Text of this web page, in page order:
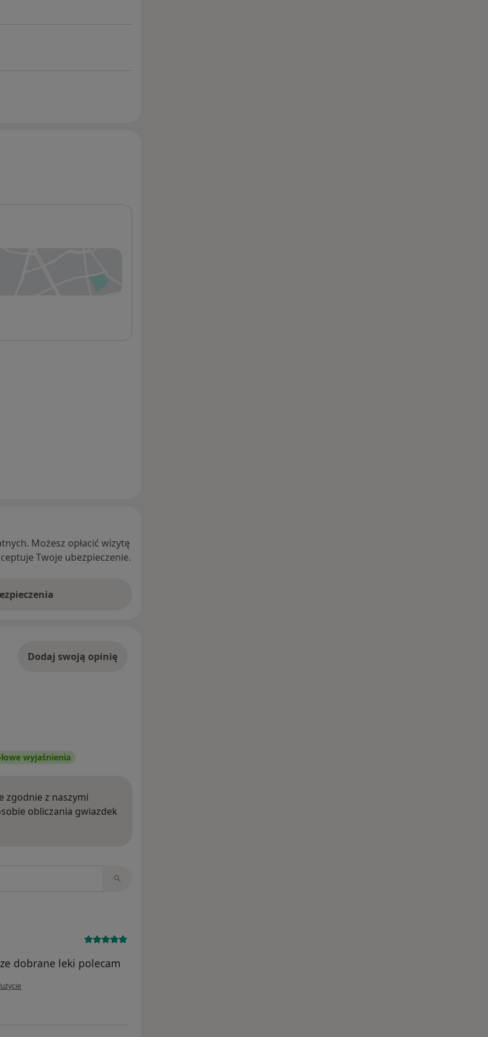
nowej karcie
Możesz opłacić wizytę
Twoje ubezpieczenie.
Dodaj swoją opinię
wyjaśnienia
zgodnie z naszymi
obliczania gwiazdek
dobrane leki polecam
Renata